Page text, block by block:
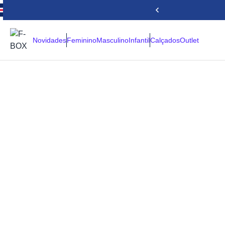
NovidadesFemininoMasculinoInfantilCalçadosOutlet